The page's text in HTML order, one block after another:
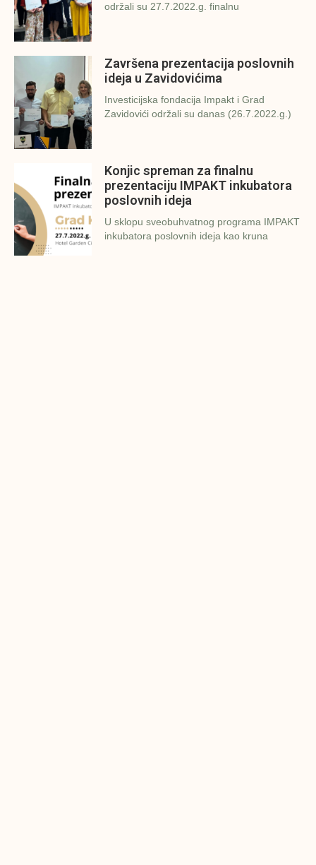
održali su 27.7.2022.g. finalnu
Završena prezentacija poslovnih
ideja u Zavidovićima
Investicijska fondacija Impakt i Grad
Zavidovići održali su danas (26.7.2022.g.)
Konjic spreman za finalnu
prezentaciju IMPAKT inkubatora
poslovnih ideja
U sklopu sveobuhvatnog programa IMPAKT
inkubatora poslovnih ideja kao kruna